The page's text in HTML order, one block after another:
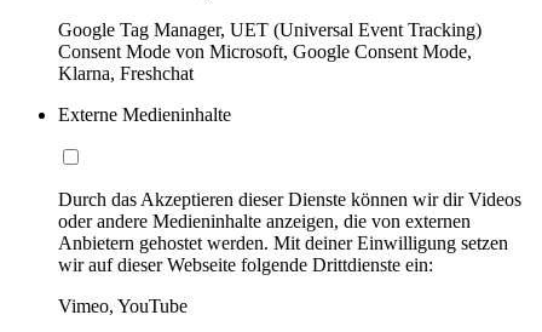
Google Tag Manager, UET (Universal Event Tracking)
Consent Mode von Microsoft, Google Consent Mode,
Klarna, Freshchat
Externe Medieninhalte
Durch das Akzeptieren dieser Dienste können wir dir Videos
oder andere Medieninhalte anzeigen, die von externen
Anbietern gehostet werden. Mit deiner Einwilligung setzen
wir auf dieser Webseite folgende Drittdienste ein:
Vimeo, YouTube